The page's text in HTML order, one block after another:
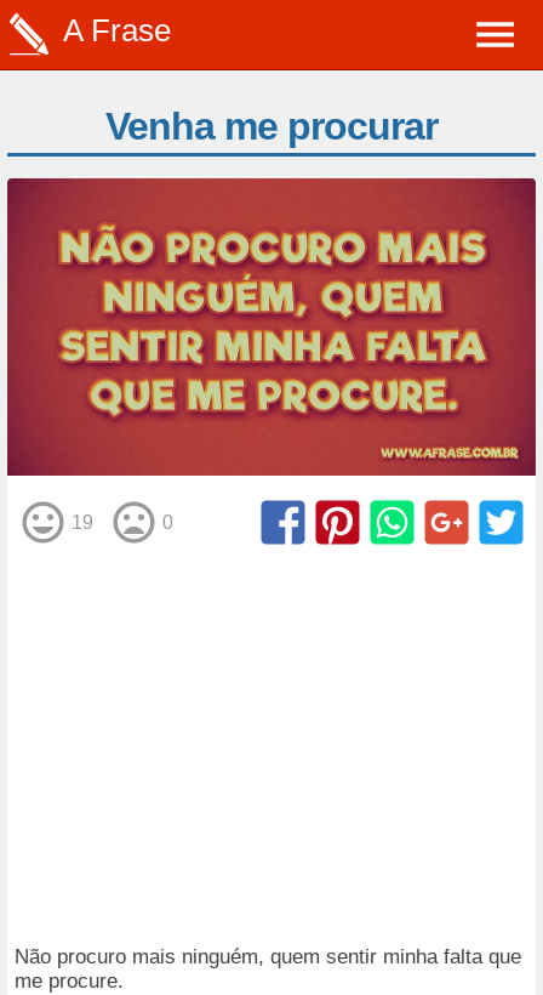
A Frase
Venha me procurar
19 0
Não procuro mais ninguém, quem sentir minha falta que
me procure.